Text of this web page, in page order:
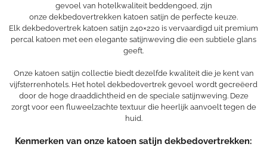
gevoel van hotelkwaliteit beddengoed, zijn
onze dekbedovertrekken katoen satijn de perfecte keuze.
Elk dekbedovertrek katoen satijn 240×220 is vervaardigd uit premium
percal katoen met een elegante satijnweving die een subtiele glans
geeft.
Onze katoen satijn collectie biedt dezelfde kwaliteit die je kent van
vijfsterrenhotels. Het hotel dekbedovertrek gevoel wordt gecreëerd
door de hoge draaddichtheid en de speciale satijnweving. Deze
zorgt voor een fluweelzachte textuur die heerlijk aanvoelt tegen de
huid.
Kenmerken van onze katoen satijn dekbedovertrekken: